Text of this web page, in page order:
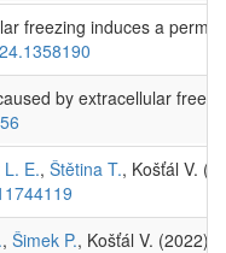
freezing induces a
by extracellular
E., Štětina T., Košťál V.
, Šimek P., Košťál V. (2022)